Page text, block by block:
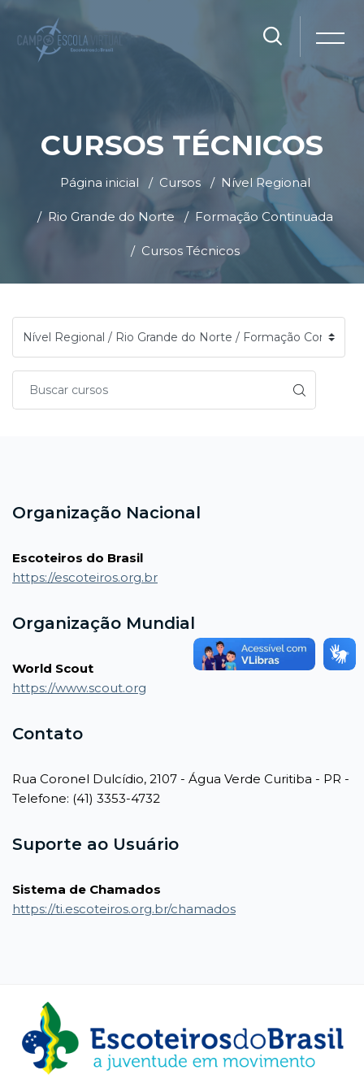
CURSOS TÉCNICOS
Página inicial Cursos Nível Regional
Rio Grande do Norte Formação Continuada
Cursos Técnicos
Blocos
Blocos
Organização Nacional
Escoteiros do Brasil
https://escoteiros.org.br
Organização Mundial
World Scout
https://www.scout.org
Contato
Rua Coronel Dulcídio, 2107 - Água Verde Curitiba - PR -
Telefone: (41) 3353-4732
Suporte ao Usuário
Sistema de Chamados
https://ti.escoteiros.org.br/chamados